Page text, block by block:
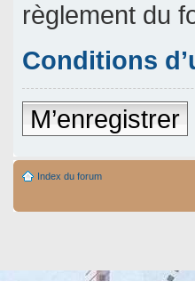
règlement du
Conditions
M’enregistrer
Index du forum